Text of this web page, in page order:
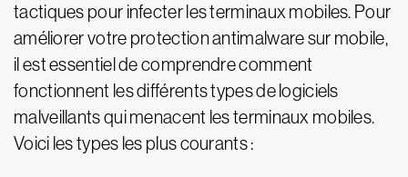
tactiques pour infecter les terminaux mobiles. Pour
améliorer votre protection antimalware sur mobile,
il est essentiel de comprendre comment
fonctionnent les différents types de logiciels
malveillants qui menacent les terminaux mobiles.
Voici les types les plus courants :